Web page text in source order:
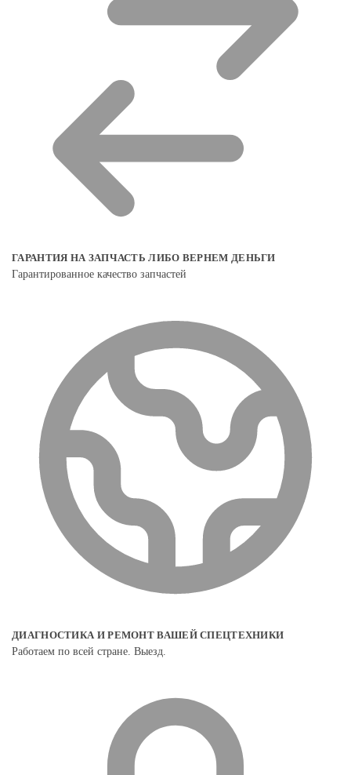
ГАРАНТИЯ НА ЗАПЧАСТЬ ЛИБО ВЕРНЕМ ДЕНЬГИ
Гарантированное качество запчастей
ДИАГНОСТИКА И РЕМОНТ ВАШЕЙ СПЕЦТЕХНИКИ
Работаем по всей стране. Выезд.